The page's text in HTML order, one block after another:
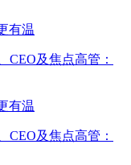
有温
CEO及焦点高管：
有温
CEO及焦点高管：